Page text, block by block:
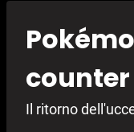
Il ritorno